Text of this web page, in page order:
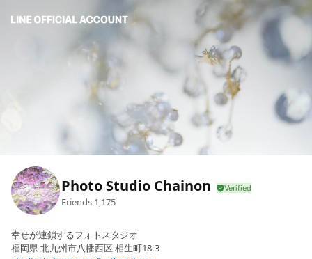
Photo Studio Chainon
Friends 1,175
幸せが連鎖するフォトスタジオ
福岡県 北九州市八幡西区 相生町18-3